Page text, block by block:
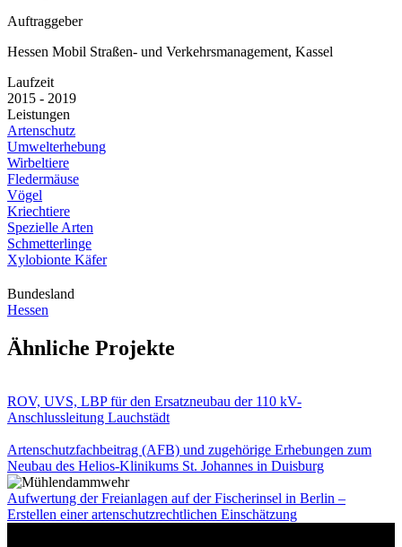
Auftraggeber
Hessen Mobil Straßen- und Verkehrsmanagement, Kassel
Laufzeit
2015 - 2019
Leistungen
Artenschutz
Umwelterhebung
Wirbeltiere
Fledermäuse
Vögel
Kriechtiere
Spezielle Arten
Schmetterlinge
Xylobionte Käfer
Bundesland
Hessen
Ähnliche Projekte
ROV, UVS, LBP für den Ersatzneubau der 110 kV-
Anschlussleitung Lauchstädt
Artenschutzfachbeitrag (AFB) und zugehörige Erhebungen zum
Neubau des Helios-Klinikums St. Johannes in Duisburg
Aufwertung der Freianlagen auf der Fischerinsel in Berlin –
Erstellen einer artenschutzrechtlichen Einschätzung